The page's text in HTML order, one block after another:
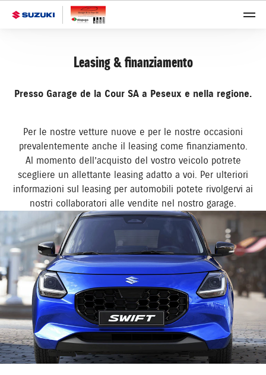
Leasing & finanziamento
Presso Garage de la Cour SA a Peseux e nella regione.
Per le nostre vetture nuove e per le nostre occasioni
prevalentemente anche il leasing come finanziamento.
Al momento dell’acquisto del vostro veicolo potrete
scegliere un allettante leasing adatto a voi. Per ulteriori
informazioni sul leasing per automobili potete rivolgervi ai
nostri collaboratori alle vendite nel nostro garage.